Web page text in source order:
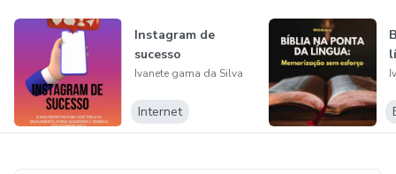
Instagram de
sucesso
Ivanete gama da Silva
Internet